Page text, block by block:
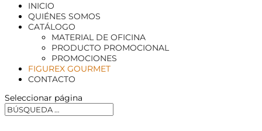
INICIO
QUIÉNES SOMOS
CATÁLOGO
MATERIAL DE OFICINA
PRODUCTO PROMOCIONAL
PROMOCIONES
FIGUREX GOURMET
CONTACTO
Seleccionar página